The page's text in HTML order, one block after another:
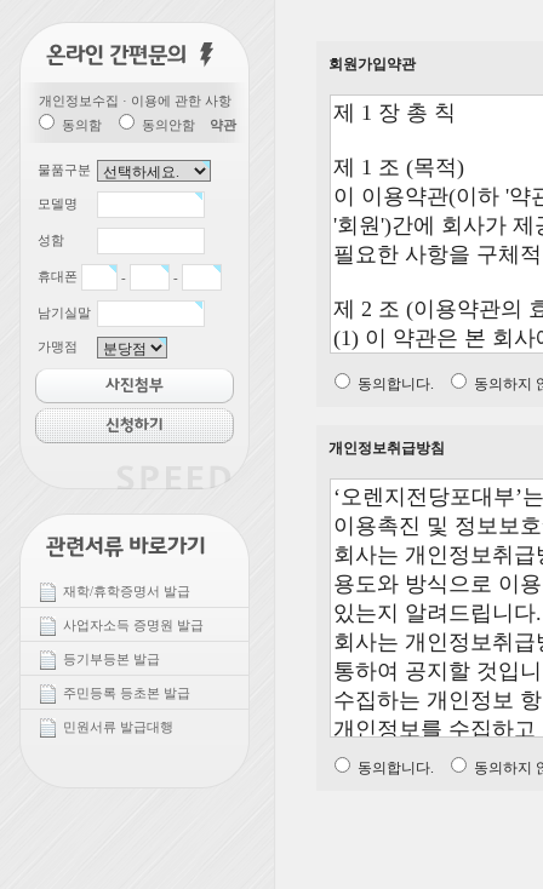
개인정보수집 · 이용에 관한 사항
동의함
동의안함 약관
물품구분
모델명
성함
휴대폰 - -
남기실말
가맹점
재학/휴학증명서 발급
사업자소득 증명원 발급
등기부등본 발급
주민등록 등초본 발급
민원서류 발급대행
회원가입약관
동의합니다. 동의하지
개인정보취급방침
동의합니다. 동의하지